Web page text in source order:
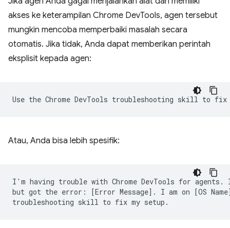
akses ke keterampilan Chrome DevTools, agen tersebut
mungkin mencoba memperbaiki masalah secara
otomatis. Jika tidak, Anda dapat memberikan perintah
eksplisit kepada agen:
Atau, Anda bisa lebih spesifik:
I'm having trouble with Chrome DevTools for
but got the error: [Error Message]. I am on [OS